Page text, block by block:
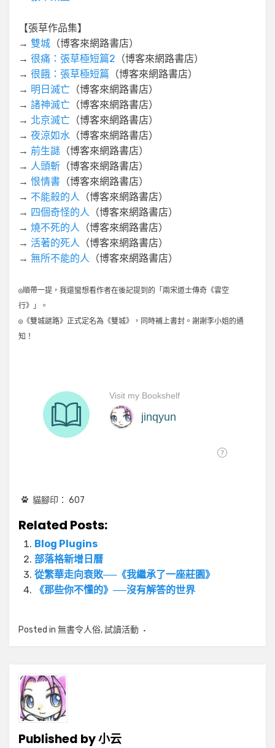
【張草作品集】
→ 雙城 （博客來網路書店）
→ 很痛：張草極短篇2 （博客來網路書店）
→ 很餓：張草極短篇 （博客來網路書店）
→ 明日滅亡 （博客來網路書店）
→ 諸神滅亡 （博客來網路書店）
→ 北京滅亡 （博客來網路書店）
→ 夜涼如水 （博客來網路書店）
→ 前生謎 （博客來網路書店）
→ 人頭斬 （博客來網路書店）
→ 恨情書 （博客來網路書店）
→ 不能殺的人 （博客來網路書店）
→ 四個奇怪的人 （博客來網路書店）
→ 燒不死的人 （博客來網路書店）
→ 活著的死人 （博客來網路書店）
→ 無所不能的人 （博客來網路書店）
◎順帶一提，我還蠻想看作者在後記提到的「兩宋道士傳奇《雲空
行》」。
◎《雙城謎路》正式定名為《雙城》，同時補上書封。謝謝李小姐的通
知！
貓腳印： 607
Related Posts:
Blog Plugins
部落格新增日曆
從繁華走向衰敗──《我繼承了一座莊園》
《那些你不懂的》──沒有解答的世界
Posted in 無書令人俗,試讀活動
Published by小云